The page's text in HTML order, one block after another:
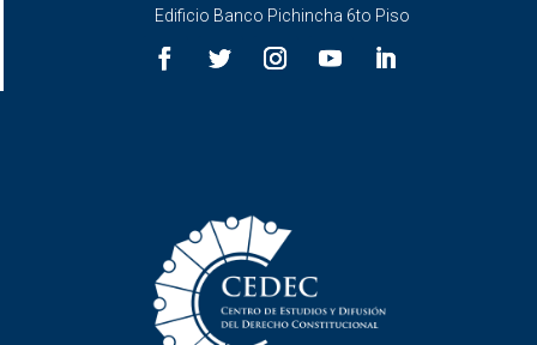
Edificio Banco Pichincha 6to Piso